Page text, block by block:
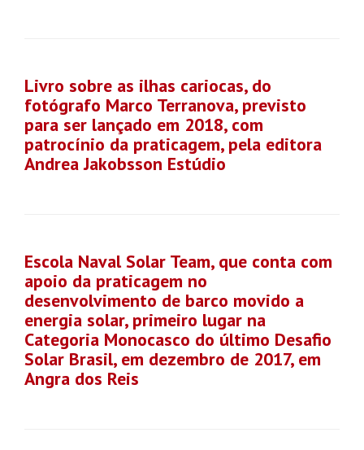
Livro sobre as ilhas cariocas, do
fotógrafo Marco Terranova, previsto
para ser lançado em 2018, com
patrocínio da praticagem, pela editora
Andrea Jakobsson Estúdio
Escola Naval Solar Team, que conta com
apoio da praticagem no
desenvolvimento de barco movido a
energia solar, primeiro lugar na
Categoria Monocasco do último Desafio
Solar Brasil, em dezembro de 2017, em
Angra dos Reis